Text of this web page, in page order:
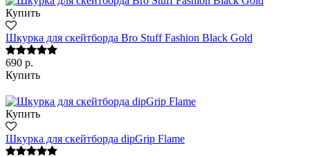
Купить
Шкурка для скейтборда Bro Stuff Fashion Black Gold
690 р.
Купить
Купить
Шкурка для скейтборда dipGrip Flame